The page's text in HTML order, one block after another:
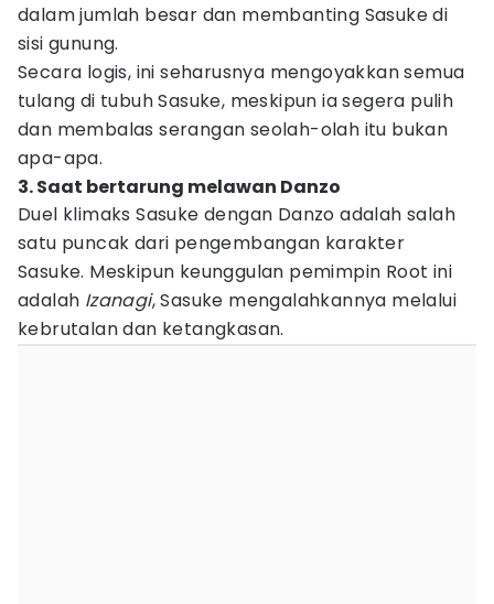
dalam jumlah besar dan membanting Sasuke di
sisi gunung.
Secara logis, ini seharusnya mengoyakkan semua
tulang di tubuh Sasuke, meskipun ia segera pulih
dan membalas serangan seolah-olah itu bukan
apa-apa.
3. Saat bertarung melawan Danzo
Duel klimaks Sasuke dengan Danzo adalah salah
satu puncak dari pengembangan karakter
Sasuke. Meskipun keunggulan pemimpin Root ini
adalah Izanagi, Sasuke mengalahkannya melalui
kebrutalan dan ketangkasan.